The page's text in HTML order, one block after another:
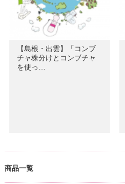
【島根・出雲】「コンブ
チャ株分けとコンブチャ
を使っ…
商品一覧